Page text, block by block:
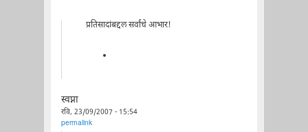
प्रतिसादांबद्दल सर्वांचे आभार!
स्वप्ना
रवि, 23/09/2007 - 15:54
permalink